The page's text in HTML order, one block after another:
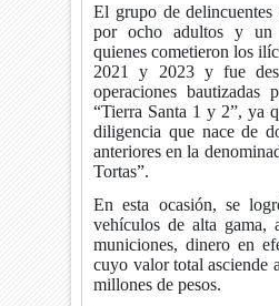
El grupo de delincuentes
por ocho adultos y un
quienes cometieron los
2021 y 2023 y fue
operaciones
“Tierra Santa 1 y 2”, ya
diligencia que nace de
anteriores en la
Tortas”.
En esta ocasión, se
vehículos de alta gama,
municiones, dinero en
cuyo valor total asciende
millones de pesos.